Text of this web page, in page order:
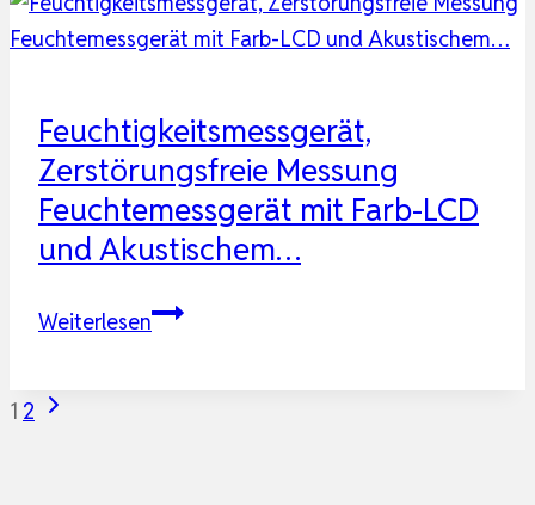
für
Wand,
Mauerwerk,
Estrich
&
Beton
–
verlässli…
Feuchtigkeitsmessgerät,
Zerstörungsfreie Messung
Feuchtemessgerät mit Farb-LCD
und Akustischem…
WeiterlesenFeuchtigkeitsmessgerät,
Seitennavigation
1 2 Nächste